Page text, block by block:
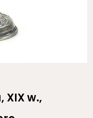
XIX w.,